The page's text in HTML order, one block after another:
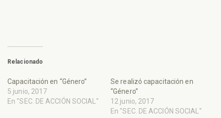
Relacionado
Capacitación en “Género”
5 junio, 2017
En "SEC. DE ACCIÓN SOCIAL"
Se realizó capacitación en
“Género”
12 junio, 2017
En "SEC. DE ACCIÓN SOCIAL"